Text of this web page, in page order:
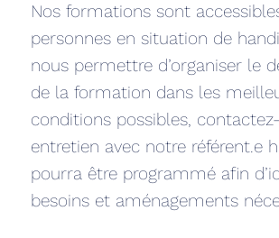
Nos formations sont
personnes en situation de
nous permettre d’organiser le
de la formation dans les
conditions possibles,
entretien avec notre référent.e
pourra être programmé afin
besoins et aménagements